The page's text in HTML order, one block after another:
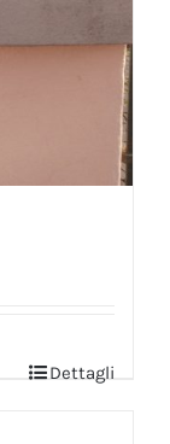
Dettagli